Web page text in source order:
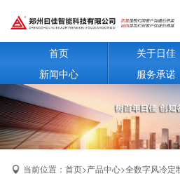
首页 关于日佳
新闻中心
服务承诺
当前位置： 首页>产品中心>全数字风冷定